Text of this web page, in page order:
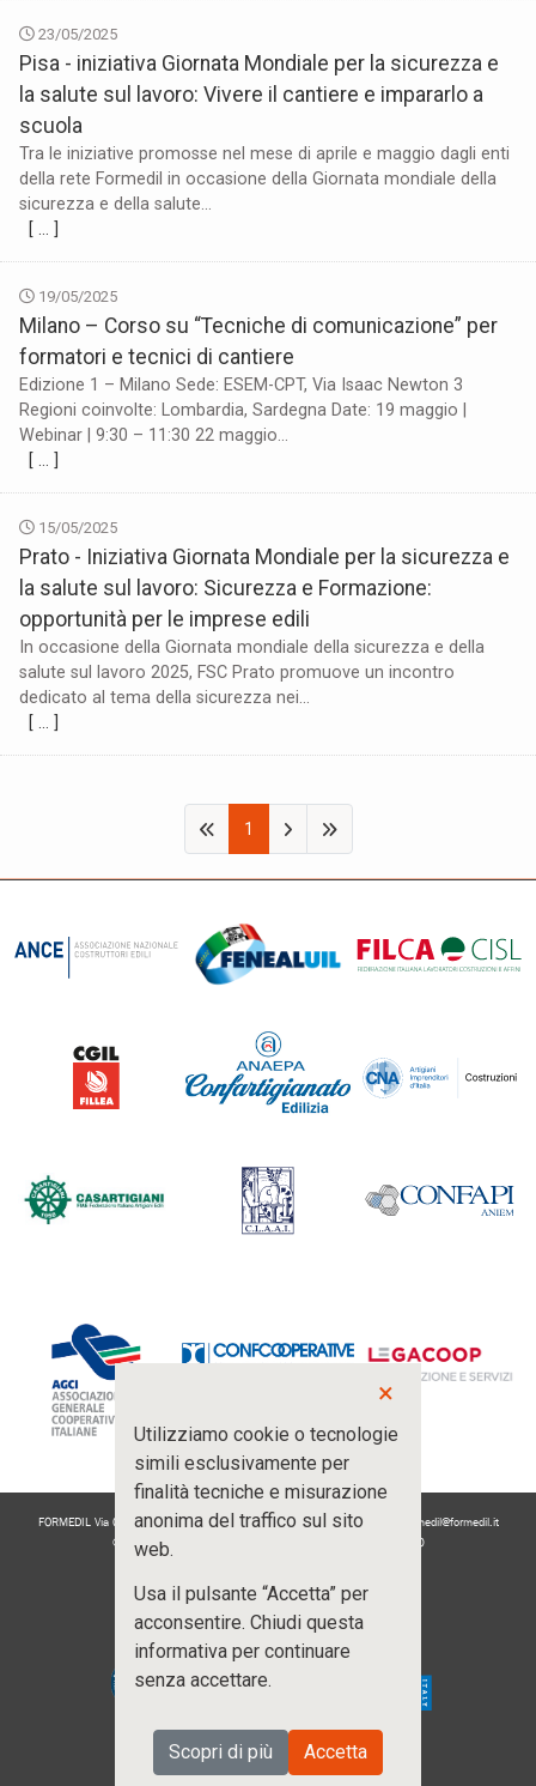
23/05/2025
Pisa - iniziativa Giornata Mondiale per la sicurezza e
la salute sul lavoro: Vivere il cantiere e impararlo a
scuola
Tra le iniziative promosse nel mese di aprile e maggio dagli enti
della rete Formedil in occasione della Giornata mondiale della
sicurezza e della salute...
[ … ]
19/05/2025
Milano – Corso su “Tecniche di comunicazione” per
formatori e tecnici di cantiere
Edizione 1 – Milano Sede: ESEM-CPT, Via Isaac Newton 3
Regioni coinvolte: Lombardia, Sardegna Date: 19 maggio |
Webinar | 9:30 – 11:30 22 maggio...
[ … ]
15/05/2025
Prato - Iniziativa Giornata Mondiale per la sicurezza e
la salute sul lavoro: Sicurezza e Formazione:
opportunità per le imprese edili
In occasione della Giornata mondiale della sicurezza e della
salute sul lavoro 2025, FSC Prato promuove un incontro
dedicato al tema della sicurezza nei...
[ … ]
1
FORMEDIL Via Guattani 24 - 00161 Roma - Tel. 06.89414102 - e-mail:
formedil@formedil.it
© FORMEDIL 2021.Tutti i diritti riservati P.IVA: 04908451000
Canale per le segnalazioni (whistleblower)
ISCRIVITI ALLA NEWSLETTER
×
Utilizziamo cookie o tecnologie
simili esclusivamente per
finalità tecniche e misurazione
anonima del traffico sul sito
web.
Usa il pulsante “Accetta” per
acconsentire. Chiudi questa
informativa per continuare
senza accettare.
Scopri di più Accetta